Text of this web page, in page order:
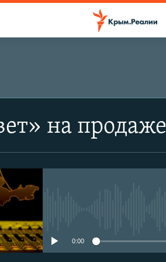
на продаже
0:00